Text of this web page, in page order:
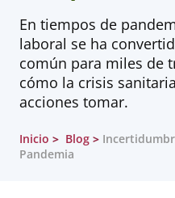
En tiempos de
laboral se ha
común para miles de
cómo la crisis
acciones tomar.
Inicio Blog
Pandemia